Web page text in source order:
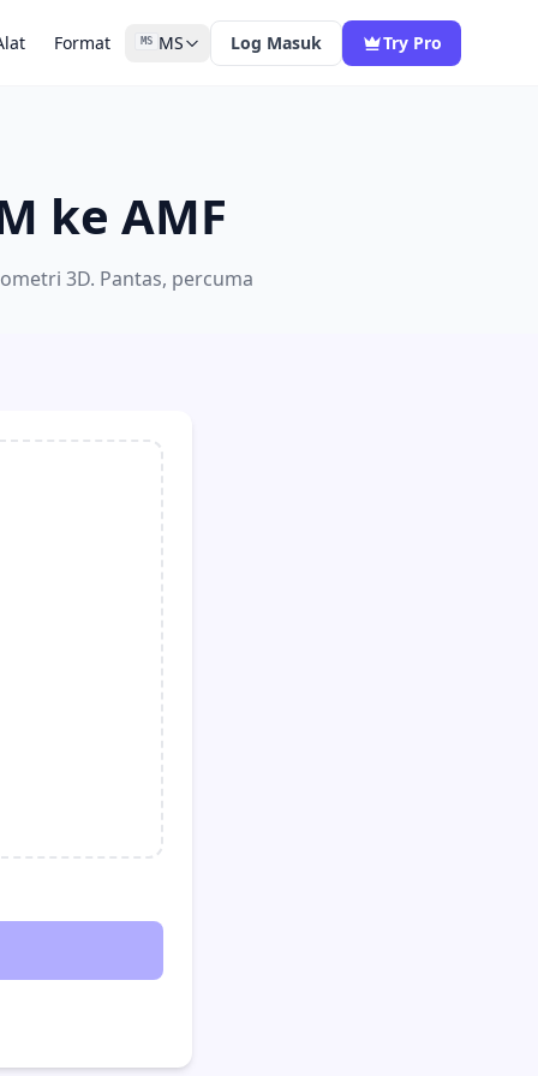
Format MS MS Log Masuk Try Pro
ke AMF
3D. Pantas, percuma